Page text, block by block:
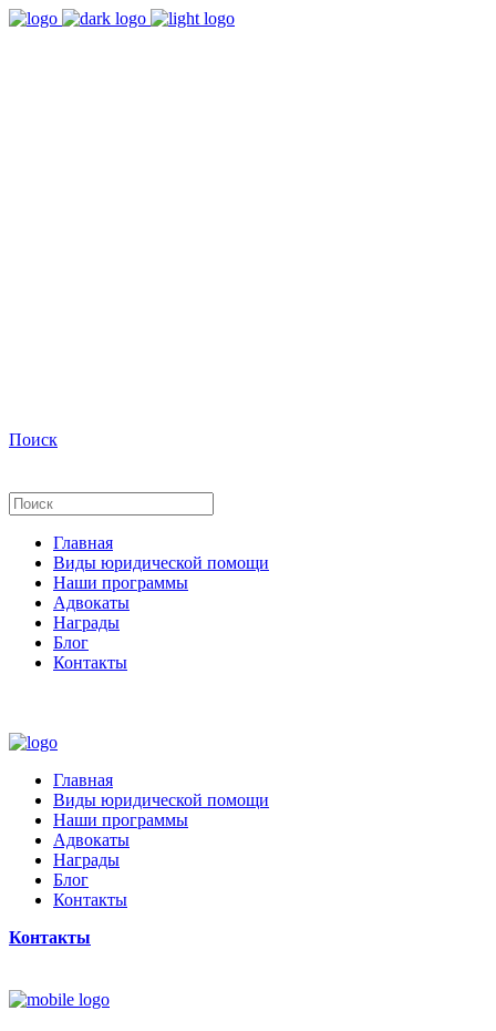
Поиск
Главная
Виды юридической помощи
Наши программы
Адвокаты
Награды
Блог
Контакты
Главная
Виды юридической помощи
Наши программы
Адвокаты
Награды
Блог
Контакты
Контакты